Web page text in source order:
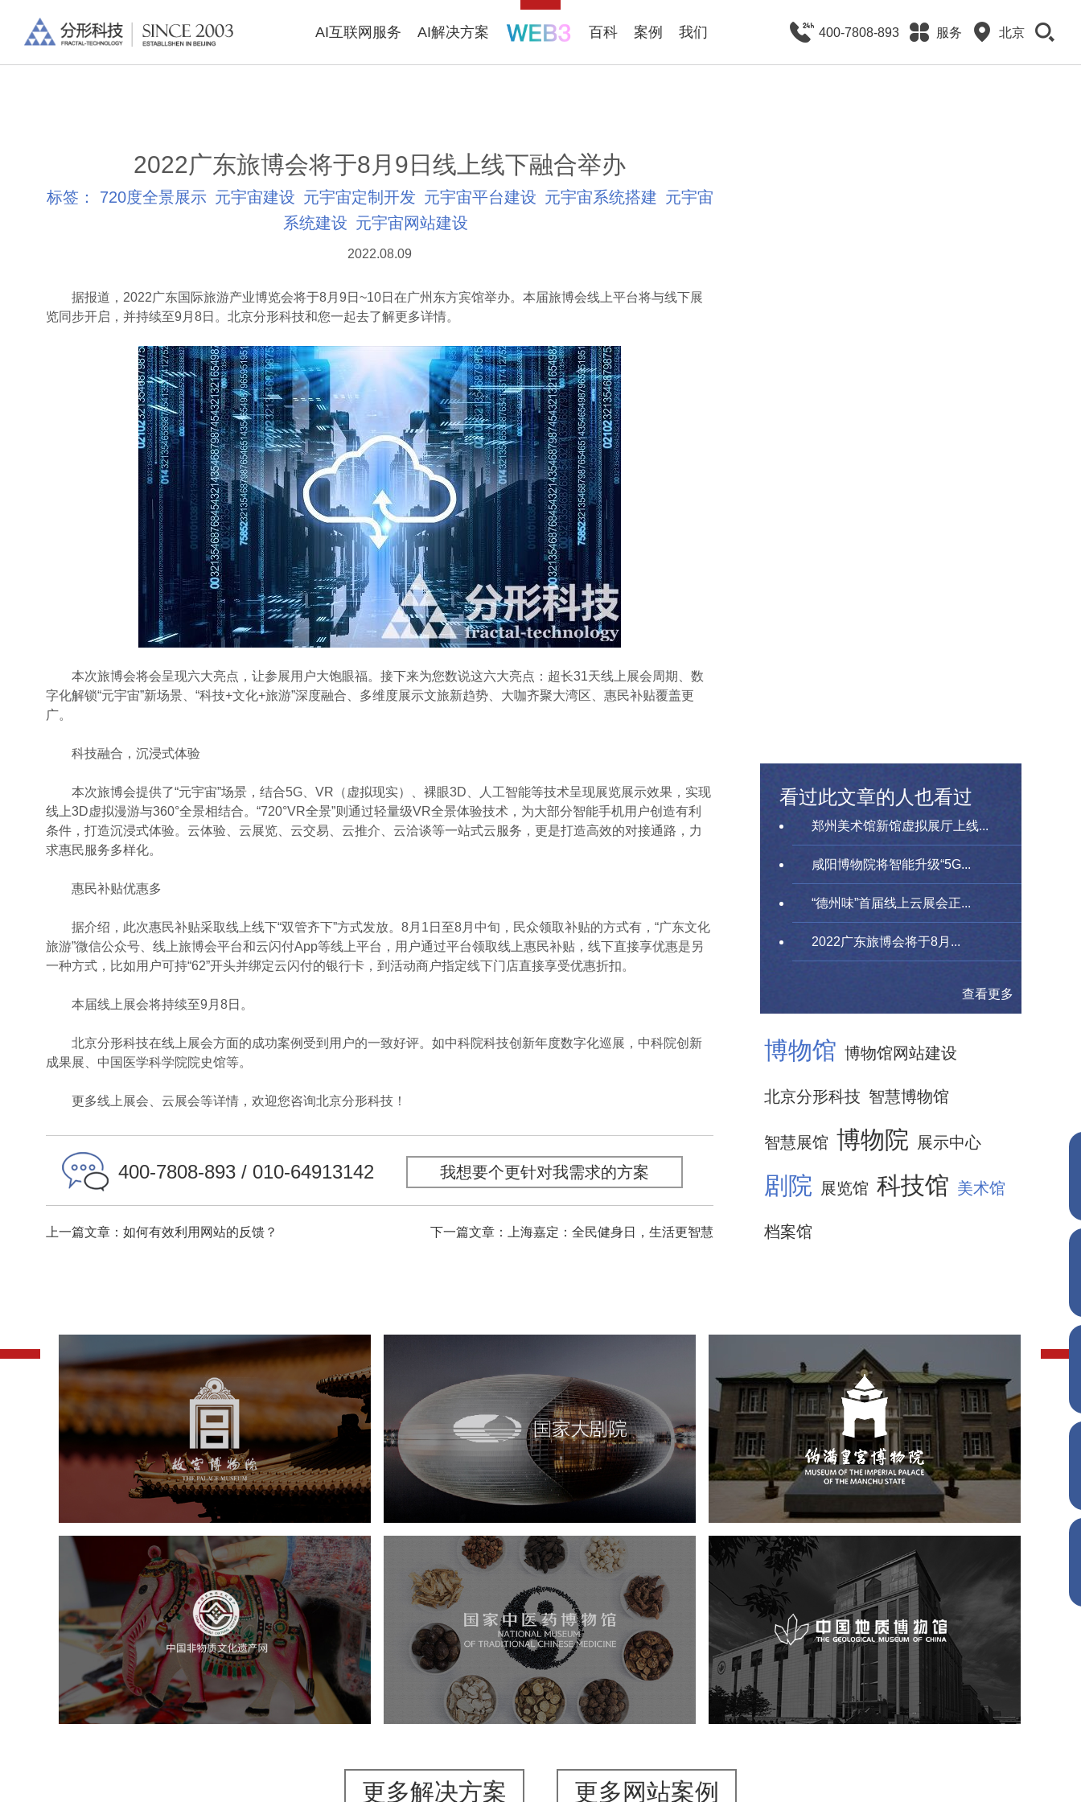
AI互联网服务 AI解决方案 百科 案例 我们 400-7808-893 服务 北京
2022广东旅博会将于8月9日线上线下融合举办
标签： 720度全景展示 元宇宙建设 元宇宙定制开发 元宇宙平台建设 元宇宙系统搭建 元宇宙
系统建设 元宇宙网站建设
2022.08.09
据报道，2022广东国际旅游产业博览会将于8月9日~10日在广州东方宾馆举办。本届旅博会线上平台将与线下展
览同步开启，并持续至9月8日。北京分形科技和您一起去了解更多详情。
本次旅博会将会呈现六大亮点，让参展用户大饱眼福。接下来为您数说这六大亮点：超长31天线上展会周期、数
字化解锁“元宇宙”新场景、“科技+文化+旅游”深度融合、多维度展示文旅新趋势、大咖齐聚大湾区、惠民补贴覆盖更
广。
科技融合，沉浸式体验
本次旅博会提供了“元宇宙”场景，结合5G、VR（虚拟现实）、裸眼3D、人工智能等技术呈现展览展示效果，实现
线上3D虚拟漫游与360°全景相结合。“720°VR全景”则通过轻量级VR全景体验技术，为大部分智能手机用户创造有利
条件，打造沉浸式体验。云体验、云展览、云交易、云推介、云洽谈等一站式云服务，更是打造高效的对接通路，力
求惠民服务多样化。
惠民补贴优惠多
据介绍，此次惠民补贴采取线上线下“双管齐下”方式发放。8月1日至8月中旬，民众领取补贴的方式有，“广东文化
旅游”微信公众号、线上旅博会平台和云闪付App等线上平台，用户通过平台领取线上惠民补贴，线下直接享优惠是另
一种方式，比如用户可持“62”开头并绑定云闪付的银行卡，到活动商户指定线下门店直接享受优惠折扣。
本届线上展会将持续至9月8日。
北京分形科技在线上展会方面的成功案例受到用户的一致好评。如中科院科技创新年度数字化巡展，中科院创新
成果展、中国医学科学院院史馆等。
更多线上展会、云展会等详情，欢迎您咨询北京分形科技！
400-7808-893 / 010-64913142 我想要个更针对我需求的方案
上一篇文章：如何有效利用网站的反馈？ 下一篇文章：上海嘉定：全民健身日，生活更智慧
看过此文章的人也看过
郑州美术馆新馆虚拟展厅上线...
咸阳博物院将智能升级“5G...
“德州味”首届线上云展会正...
2022广东旅博会将于8月...
查看更多
博物馆 博物馆网站建设
北京分形科技 智慧博物馆
智慧展馆 博物院 展示中心
剧院 展览馆 科技馆 美术馆
档案馆
故宫博物院
文化艺术 博物馆
智慧博物馆
博物馆网站建设
景区网站建设
文创商城
万能专题
网站代运营
国家大剧院
文化艺术 剧院 智慧展馆 展馆网站建设
伪满皇宫博物院
文化艺术 博物馆
智慧博物馆
博物馆网站建设
中国非物质文化遗产网
文化艺术 智慧博物馆 博物馆网站建设
国家中医药博物馆
文化艺术 博物馆
博物馆网站建设
智慧博物馆
中国地质博物馆
文化艺术 博物馆
博物馆网站建设
智慧博物馆
更多解决方案 更多网站案例